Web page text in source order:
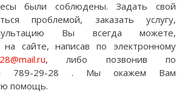
были соблюдены. Задать свой
проблемой, заказать услугу,
Вы всегда можете,
сайте, написав по электронному
, либо позвонив по
789-29-28 . Мы окажем Вам
помощь.